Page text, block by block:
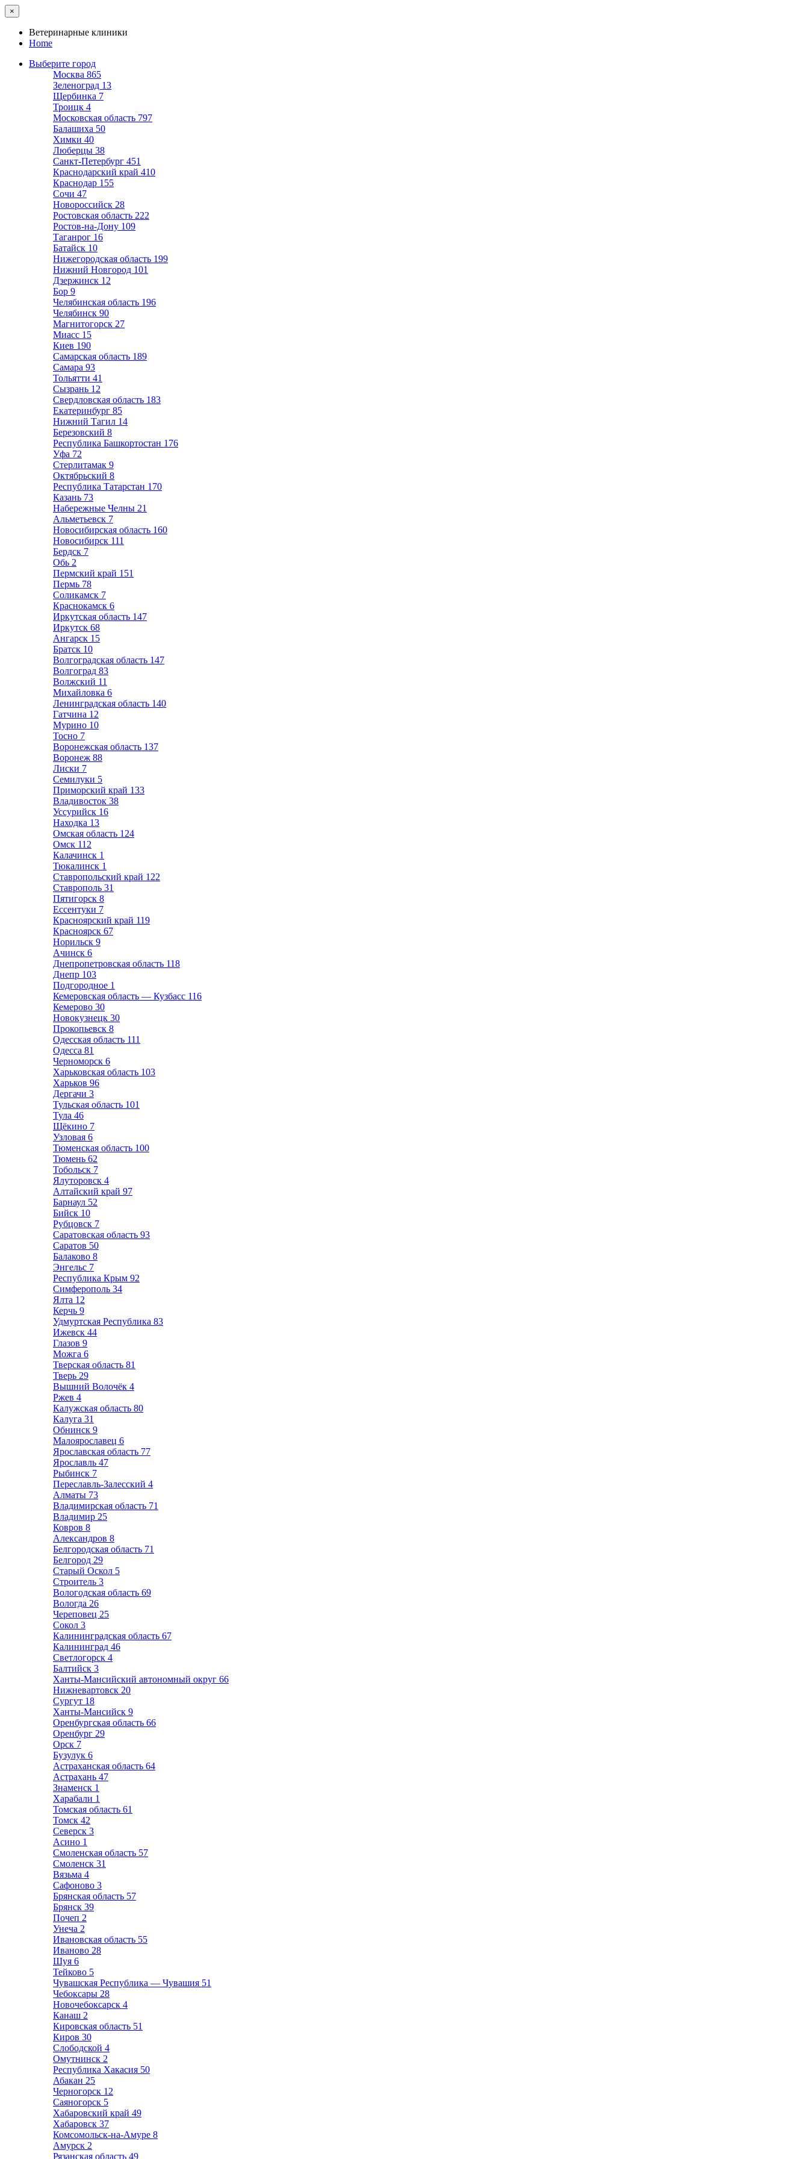
×
Ветеринарные клиники
Home
Выберите город
Москва 865
Зеленоград 13
Щербинка 7
Троицк 4
Московская область 797
Балашиха 50
Химки 40
Люберцы 38
Санкт-Петербург 451
Краснодарский край 410
Краснодар 155
Сочи 47
Новороссийск 28
Ростовская область 222
Ростов-на-Дону 109
Таганрог 16
Батайск 10
Нижегородская область 199
Нижний Новгород 101
Дзержинск 12
Бор 9
Челябинская область 196
Челябинск 90
Магнитогорск 27
Миасс 15
Киев 190
Самарская область 189
Самара 93
Тольятти 41
Сызрань 12
Свердловская область 183
Екатеринбург 85
Нижний Тагил 14
Березовский 8
Республика Башкортостан 176
Уфа 72
Стерлитамак 9
Октябрьский 8
Республика Татарстан 170
Казань 73
Набережные Челны 21
Альметьевск 7
Новосибирская область 160
Новосибирск 111
Бердск 7
Обь 2
Пермский край 151
Пермь 78
Соликамск 7
Краснокамск 6
Иркутская область 147
Иркутск 68
Ангарск 15
Братск 10
Волгоградская область 147
Волгоград 83
Волжский 11
Михайловка 6
Ленинградская область 140
Гатчина 12
Мурино 10
Тосно 7
Воронежская область 137
Воронеж 88
Лиски 7
Семилуки 5
Приморский край 133
Владивосток 38
Уссурийск 16
Находка 13
Омская область 124
Омск 112
Калачинск 1
Тюкалинск 1
Ставропольский край 122
Ставрополь 31
Пятигорск 8
Ессентуки 7
Красноярский край 119
Красноярск 67
Норильск 9
Ачинск 6
Днепропетровская область 118
Днепр 103
Подгородное 1
Кемеровская область — Кузбасс 116
Кемерово 30
Новокузнецк 30
Прокопьевск 8
Одесская область 111
Одесса 81
Черноморск 6
Харьковская область 103
Харьков 96
Дергачи 3
Тульская область 101
Тула 46
Щёкино 7
Узловая 6
Тюменская область 100
Тюмень 62
Тобольск 7
Ялуторовск 4
Алтайский край 97
Барнаул 52
Бийск 10
Рубцовск 7
Саратовская область 93
Саратов 50
Балаково 8
Энгельс 7
Республика Крым 92
Симферополь 34
Ялта 12
Керчь 9
Удмуртская Республика 83
Ижевск 44
Глазов 9
Можга 6
Тверская область 81
Тверь 29
Вышний Волочёк 4
Ржев 4
Калужская область 80
Калуга 31
Обнинск 9
Малоярославец 6
Ярославская область 77
Ярославль 47
Рыбинск 7
Переславль-Залесский 4
Алматы 73
Владимирская область 71
Владимир 25
Ковров 8
Александров 8
Белгородская область 71
Белгород 29
Старый Оскол 5
Строитель 3
Вологодская область 69
Вологда 26
Череповец 25
Сокол 3
Калининградская область 67
Калининград 46
Светлогорск 4
Балтийск 3
Ханты-Мансийский автономный округ 66
Нижневартовск 20
Сургут 18
Ханты-Мансийск 9
Оренбургская область 66
Оренбург 29
Орск 7
Бузулук 6
Астраханская область 64
Астрахань 47
Знаменск 1
Харабали 1
Томская область 61
Томск 42
Северск 3
Асино 1
Смоленская область 57
Смоленск 31
Вязьма 4
Сафоново 3
Брянская область 57
Брянск 39
Почеп 2
Унеча 2
Ивановская область 55
Иваново 28
Шуя 6
Тейково 5
Чувашская Республика — Чувашия 51
Чебоксары 28
Новочебоксарск 4
Канаш 2
Кировская область 51
Киров 30
Слободской 4
Омутнинск 2
Республика Хакасия 50
Абакан 25
Черногорск 12
Саяногорск 5
Хабаровский край 49
Хабаровск 37
Комсомольск-на-Амуре 8
Амурск 2
Рязанская область 49